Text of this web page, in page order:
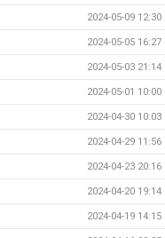
2024-05-09 12:30
2024-05-05 16:27
2024-05-03 21:14
2024-05-01 10:00
2024-04-30 10:03
2024-04-29 11:56
2024-04-23 20:16
2024-04-20 19:14
2024-04-19 14:15